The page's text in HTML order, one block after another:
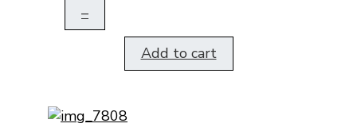
–
Add to cart